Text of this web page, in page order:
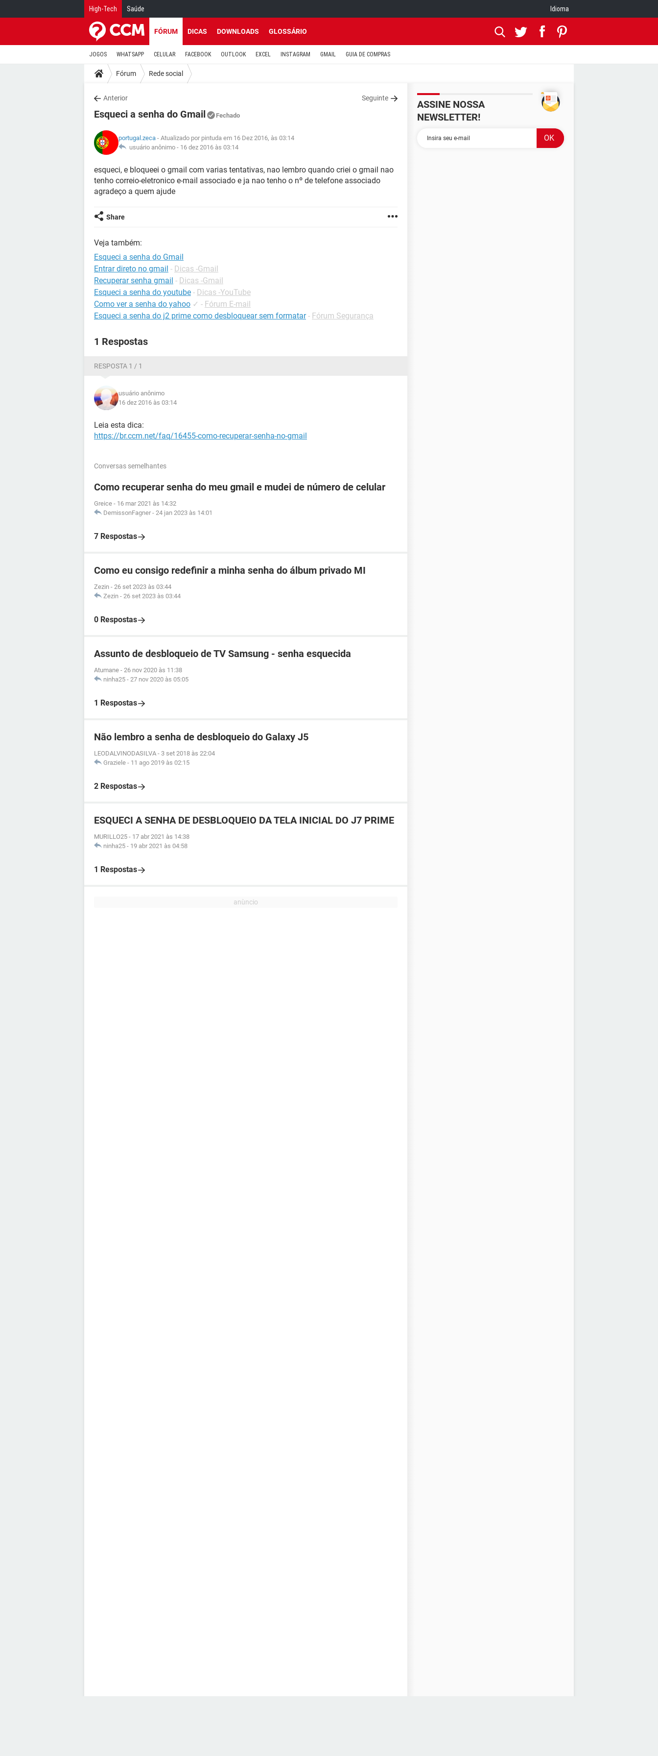
High-Tech Saúde Idioma
FÓRUM DICAS DOWNLOADS GLOSSÁRIO
JOGOS WHATSAPP CELULAR FACEBOOK OUTLOOK EXCEL INSTAGRAM GMAIL GUIA DE COMPRAS
Fórum Rede social
Anterior Seguinte
Esqueci a senha do Gmail Fechado
portugal.zeca - Atualizado por pintuda em 16 Dez 2016, às 03:14
usuário anônimo - 16 dez 2016 às 03:14
esqueci, e bloqueei o gmail com varias tentativas, nao lembro quando criei o gmail nao
tenho correio-eletronico e-mail associado e ja nao tenho o nº de telefone associado
agradeço a quem ajude
Share
Veja também:
Esqueci a senha do Gmail
Entrar direto no gmail - Dicas -Gmail
Recuperar senha gmail - Dicas -Gmail
Esqueci a senha do youtube - Dicas -YouTube
Como ver a senha do yahoo ✓ - Fórum E-mail
Esqueci a senha do j2 prime como desbloquear sem formatar - Fórum Segurança
1 Respostas
RESPOSTA 1 / 1
usuário anônimo
16 dez 2016 às 03:14
Leia esta dica:
https://br.ccm.net/faq/16455-como-recuperar-senha-no-gmail
Conversas semelhantes
Como recuperar senha do meu gmail e mudei de número de celular
Greice - 16 mar 2021 às 14:32
DemissonFagner - 24 jan 2023 às 14:01
7 Respostas
Como eu consigo redefinir a minha senha do álbum privado MI
Zezin - 26 set 2023 às 03:44
Zezin - 26 set 2023 às 03:44
0 Respostas
Assunto de desbloqueio de TV Samsung - senha esquecida
Atumane - 26 nov 2020 às 11:38
ninha25 - 27 nov 2020 às 05:05
1 Respostas
Não lembro a senha de desbloqueio do Galaxy J5
LEODALVINODASILVA - 3 set 2018 às 22:04
Graziele - 11 ago 2019 às 02:15
2 Respostas
ESQUECI A SENHA DE DESBLOQUEIO DA TELA INICIAL DO J7 PRIME
MURILLO25 - 17 abr 2021 às 14:38
ninha25 - 19 abr 2021 às 04:58
1 Respostas
ASSINE NOSSA
NEWSLETTER!